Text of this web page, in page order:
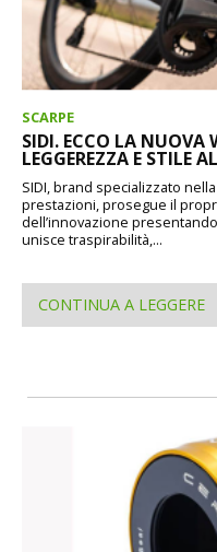
SCARPE
SIDI. ECCO LA NUOVA
LEGGEREZZA E STILE
SIDI, brand specializzato
prestazioni, prosegue il
dell’innovazione
unisce traspirabilità,...
CONTINUA A LEGGERE